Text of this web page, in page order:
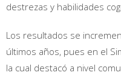
destrezas y habilidades
Los resultados se
últimos años, pues en el
la cual destacó a nivel